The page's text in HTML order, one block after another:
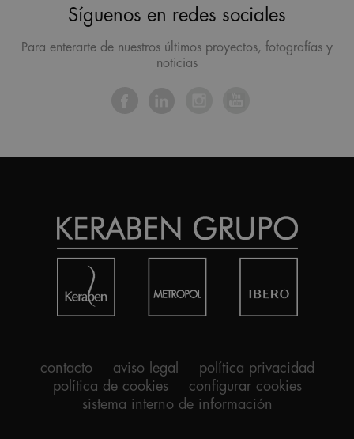
Síguenos en redes sociales
Para enterarte de nuestros últimos proyectos, fotografías y
noticias
contacto aviso legal
política privacidad
política de cookies
configurar cookies
sistema interno de información